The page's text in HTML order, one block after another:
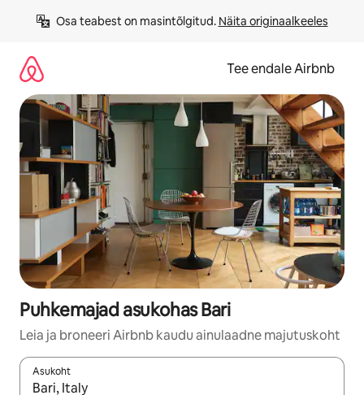
Osa teabest on masintõlgitud. Näita originaalkeeles
Tee endale Airbnb
Puhkemajad asukohas Bari
Leia ja broneeri Airbnb kaudu ainulaadne majutuskoht
Asukoht
Kui tulemused on kuvatud, liigu ekraanil nooleklahvidega või